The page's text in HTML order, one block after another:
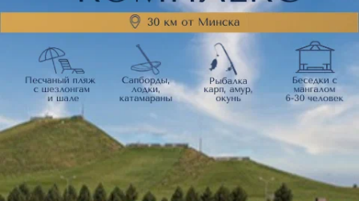
Отзывы 61
Дария
18 октября 2024
Отзыв подтвержден